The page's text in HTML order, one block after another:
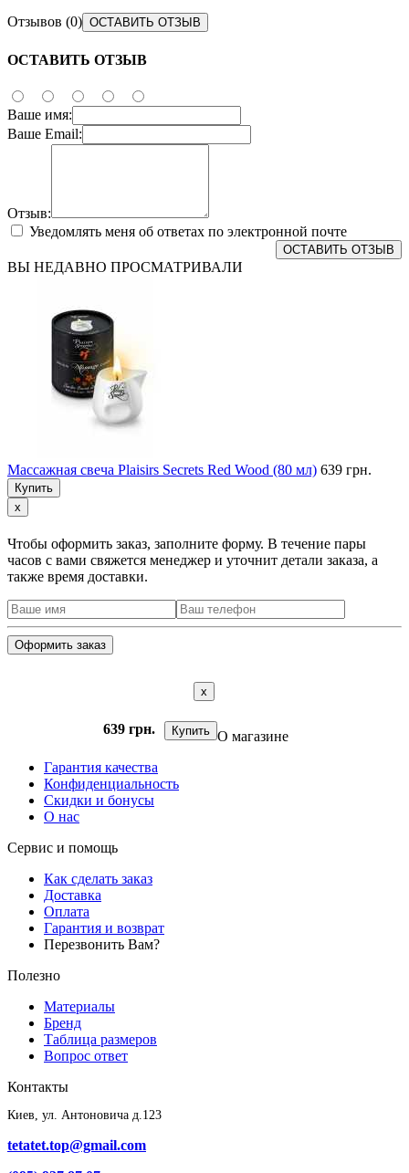
Отзывов (0) ОСТАВИТЬ ОТЗЫВ
ОСТАВИТЬ ОТЗЫВ
Ваше имя:
Ваше Email:
Отзыв:
Уведомлять меня об ответах по электронной почте
ОСТАВИТЬ ОТЗЫВ
ВЫ НЕДАВНО ПРОСМАТРИВАЛИ
Массажная свеча Plaisirs Secrets Red Wood (80 мл) 639 грн.
Купить
x
Чтобы оформить заказ, заполните форму. В течение пары
часов с вами свяжется менеджер и уточнит детали заказа, а
также время доставки.
x
639 грн. Купить О магазине
Гарантия качества
Конфиденциальность
Скидки и бонусы
О нас
Сервис и помощь
Как сделать заказ
Доставка
Оплата
Гарантия и возврат
Перезвонить Вам?
Полезно
Материалы
Бренд
Таблица размеров
Вопрос ответ
Контакты
Киев, ул. Антоновича д.123
tetatet.top@gmail.com